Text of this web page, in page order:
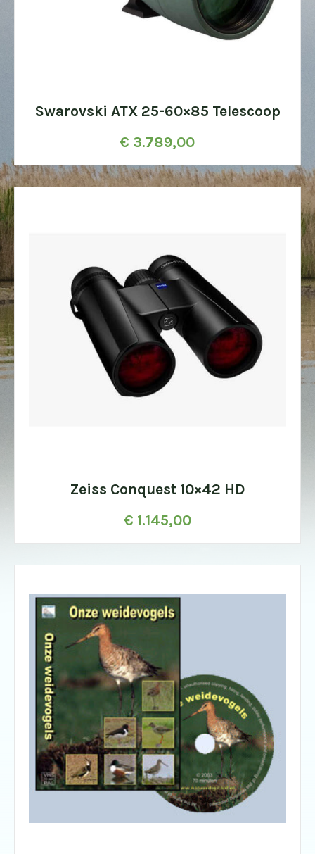
Swarovski ATX 25-60×85 Telescoop
€ 3.789,00
Zeiss Conquest 10×42 HD
€ 1.145,00